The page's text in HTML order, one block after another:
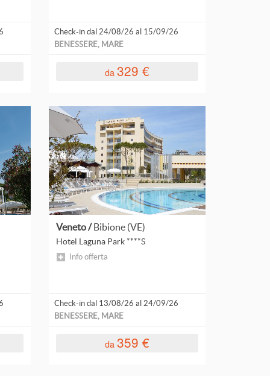
Check-in dal 24/08/26 al 15/09/26
BENESSERE, MARE
da 329 €
Veneto /Bibione (VE)
Hotel Laguna Park ****S
Info offerta
Check-in dal 13/08/26 al 24/09/26
BENESSERE, MARE
da 359 €